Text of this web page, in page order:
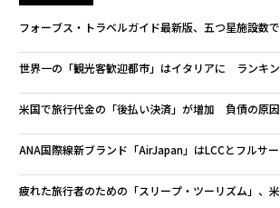
フォーブス・トラベルガイド最新版、五つ星施設数
世界一の「観光客歓迎都市」はイタリアに ランキ
米国で旅行代金の「後払い決済」が増加 負債の原因
ANA国際線新ブランド「AirJapan」はLCCとフルサ
疲れた旅行者のための「スリープ・ツーリズム」、